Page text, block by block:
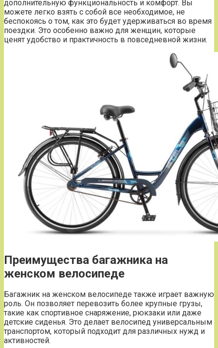
дополнительную функциональность и комфорт. Вы
можете легко взять с собой все необходимое, не
беспокоясь о том, как это будет удерживаться во время
поездки. Это особенно важно для женщин, которые
ценят удобство и практичность в повседневной жизни.
Преимущества багажника на
женском велосипеде
Багажник на женском велосипеде также играет важную
роль. Он позволяет перевозить более крупные грузы,
такие как спортивное снаряжение, рюкзаки или даже
детские сиденья. Это делает велосипед универсальным
транспортом, который подходит для различных нужд и
активностей.